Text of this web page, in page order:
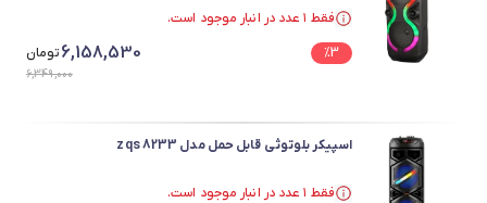
فقط ۱ عدد در انبار موجود است.
%3
6,158,530تومان
6,349,000
اسپیکر بلوتوثی قابل حمل مدل zqs 8233
فقط ۱ عدد در انبار موجود است.